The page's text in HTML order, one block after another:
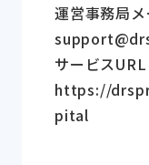
運営事務局
サービスURL
https://
pital